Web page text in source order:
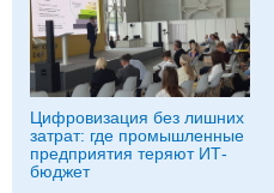
Цифровизация без лишних
затрат: где промышленные
предприятия теряют ИТ-
бюджет